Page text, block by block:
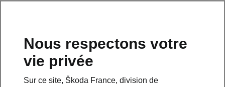
MyŠkoda App
Nous respectons votre
vie privée
Sur ce site, Škoda France, division de